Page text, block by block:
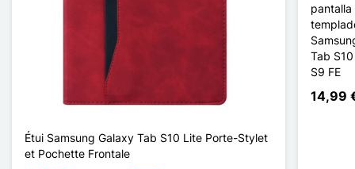
Étui Samsung Galaxy Tab S10 Lite Porte-Stylet
et Pochette Frontale
Tab
S9 FE
14,99